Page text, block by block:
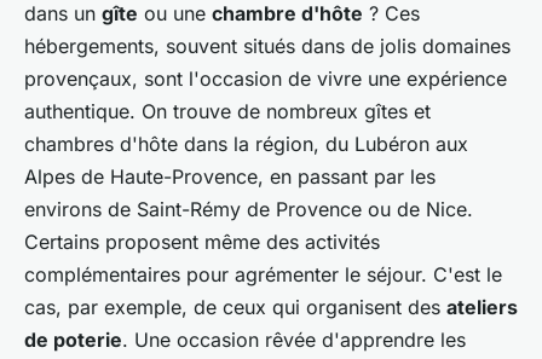
dans un gîte ou une chambre d'hôte ? Ces
hébergements, souvent situés dans de jolis domaines
provençaux, sont l'occasion de vivre une expérience
authentique. On trouve de nombreux gîtes et
chambres d'hôte dans la région, du Lubéron aux
Alpes de Haute-Provence, en passant par les
environs de Saint-Rémy de Provence ou de Nice.
Certains proposent même des activités
complémentaires pour agrémenter le séjour. C'est le
cas, par exemple, de ceux qui organisent des ateliers
de poterie. Une occasion rêvée d'apprendre les